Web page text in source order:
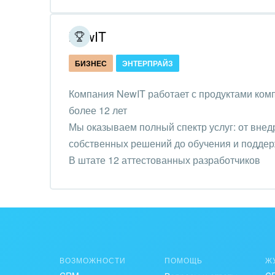
Интернет-магазин и CRM
Крупные корпоративные
внедрения
Внедрение для медицины
Внедрение для
гос.организаций
Внедрение онлайн-
СМИ,
NewIT
БИЗНЕС ЭНТЕРПРАЙЗ
Компания NewIT работает с продуктами
более 12 лет
Мы оказываем полный спектр услуг: от
собственных решений до обучения и
В штате 12 аттестованных разработчиков
ВОЗМОЖНОСТИ ПОМОЩЬ